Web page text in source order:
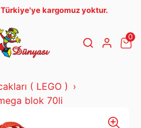
kargomuz yoktur.
0
( LEGO )
blok 70li